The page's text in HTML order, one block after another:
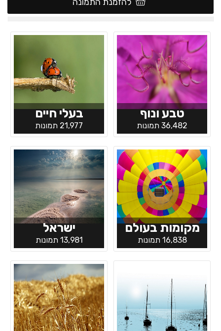
טבע ונוף
36,482 תמונות
בעלי חיים
21,977 תמונות
מקומות בעולם
16,838 תמונות
ישראל
13,981 תמונות